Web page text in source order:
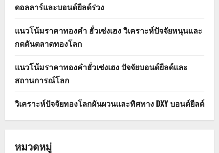
ดอลลาร์และบอนด์ยีลด์ร่วง
แนวโน้มราคาทองคำ ฮั่วเซ่งเฮง วิเคราะห์ปัจจัยหนุนและ
กดดันตลาดทองโลก
แนวโน้มราคาทองคำฮั่วเซ่งเฮง ปัจจัยบอนด์ยีลด์และ
สถานการณ์โลก
วิเคราะห์ปัจจัยทองโลกผันผวนและทิศทาง DXY บอนด์ยีลด์
หมวดหมู่